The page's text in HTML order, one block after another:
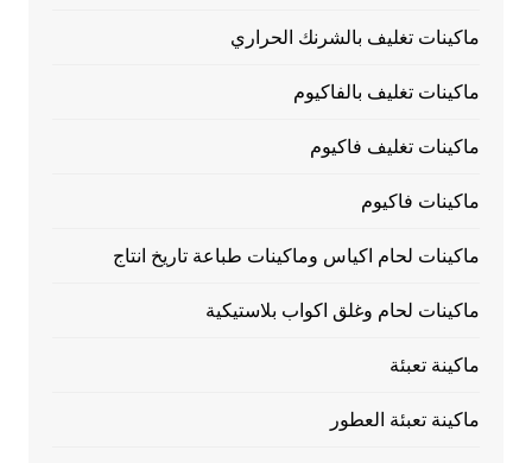
ماكينات تغليف بالشرنك الحراري
ماكينات تغليف بالفاكيوم
ماكينات تغليف فاكيوم
ماكينات فاكيوم
ماكينات لحام اكياس وماكينات طباعة تاريخ انتاج
ماكينات لحام وغلق اكواب بلاستيكية
ماكينة تعبئة
ماكينة تعبئة العطور